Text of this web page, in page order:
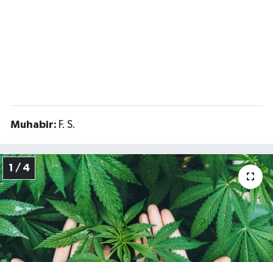
Muhabir: F. S.
1 / 4